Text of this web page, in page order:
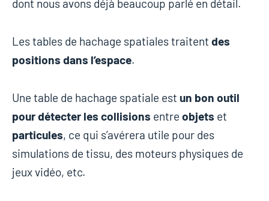
dont nous avons déjà beaucoup parlé en détail.
Les tables de hachage spatiales traitent des
positions dans l’espace.
Une table de hachage spatiale est un bon outil
pour détecter les collisions entre objets et
particules, ce qui s’avérera utile pour des
simulations de tissu, des moteurs physiques de
jeux vidéo, etc.